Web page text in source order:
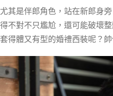
尤其是伴郎角色，站在新郎身
得不對不只尷尬，還可能破壞
套得體又有型的婚禮西裝呢？